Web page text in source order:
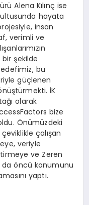
Alena Kılınç ise
hayata
insan
verimli ve
şekilde
bu
güçlenen
İK
olarak
bize
Önümüzdeki
çalışan
veriyle
ve Zeren
da öncü konumunu
yaptı.